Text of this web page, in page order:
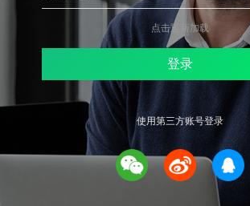
点击重新加载
登录
使用第三方账号登录